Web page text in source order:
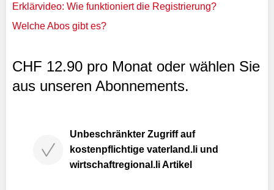
Erklärvideo: Wie funktioniert die Registrierung?
Welche Abos gibt es?
CHF 12.90 pro Monat oder wählen Sie
aus unseren Abonnements.
Unbeschränkter Zugriff auf
kostenpflichtige vaterland.li und
wirtschaftregional.li Artikel